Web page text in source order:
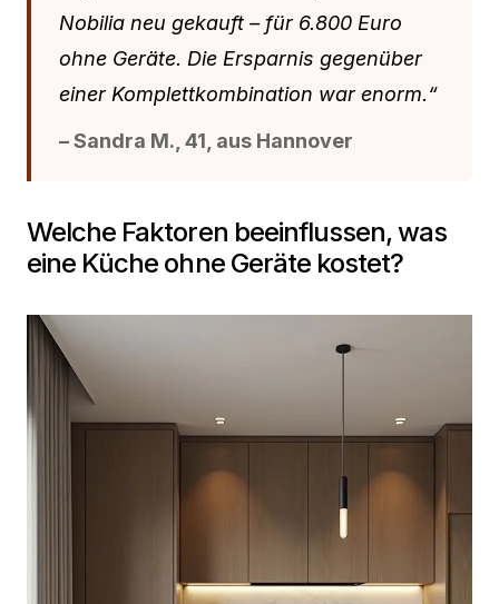
Nobilia neu gekauft – für 6.800 Euro
ohne Geräte. Die Ersparnis gegenüber
einer Komplettkombination war enorm.“
– Sandra M., 41, aus Hannover
Welche Faktoren beeinflussen, was
eine Küche ohne Geräte kostet?